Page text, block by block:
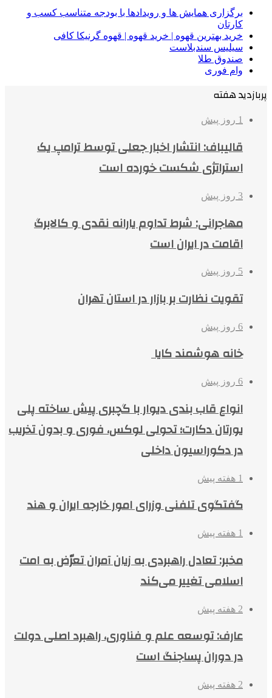
برگزاری همایش ها و رویدادها با بودجه متناسب کسب و
کارتان
خرید بهترین قهوه | خرید قهوه | قهوه گرنیکا کافی
سیلیس سندبلاست
صندوق طلا
وام فوری
پربازدید هفته
1 روز پیش
قالیباف: انتشار اخبار جعلی توسط ترامپ یک
استراتژی شکست خورده است
3 روز پیش
مهاجرانی: شرط تداوم یارانه نقدی و کالابرگ
اقامت در ایران است
5 روز پیش
تقویت نظارت بر بازار در استان تهران
6 روز پیش
خانه هوشمند کایا
6 روز پیش
انواع قاب بندی دیوار با گچبری پیش ساخته پلی
یورتان دکارت؛ تحولی لوکس، فوری و بدون تخریب
در دکوراسیون داخلی
1 هفته پیش
گفتگوی تلفنی وزرای امور خارجه ایران و هند
1 هفته پیش
مخبر: تعادل راهبردی به زیان آمران تعرّض به امت
اسلامی تغییر می‌کند
2 هفته پیش
عارف: توسعه علم و فناوری، راهبرد اصلی دولت
در دوران پساجنگ است
2 هفته پیش